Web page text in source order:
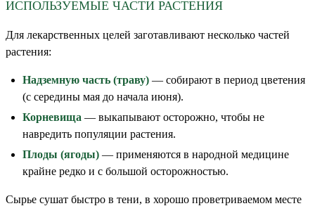
ИСПОЛЬЗУЕМЫЕ ЧАСТИ РАСТЕНИЯ
Для лекарственных целей заготавливают несколько частей
растения:
Надземную часть (траву) — собирают в период цветения
(с середины мая до начала июня).
Корневища — выкапывают осторожно, чтобы не
навредить популяции растения.
Плоды (ягоды) — применяются в народной медицине
крайне редко и с большой осторожностью.
Сырье сушат быстро в тени, в хорошо проветриваемом месте